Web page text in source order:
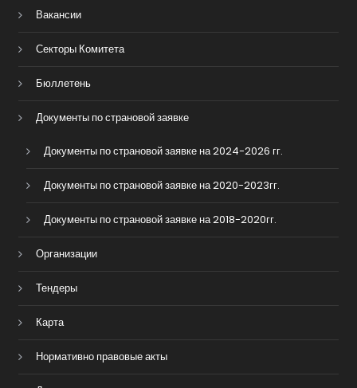
Вакансии
Секторы Комитета
Бюллетень
Документы по страновой заявке
Документы по страновой заявке на 2024-2026 гг.
Документы по страновой заявке на 2020-2023гг.
Документы по страновой заявке на 2018-2020гг.
Организации
Тендеры
Карта
Нормативно правовые акты